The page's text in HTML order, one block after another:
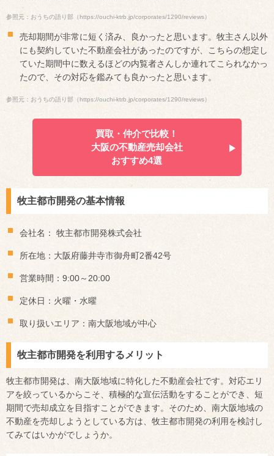
参照元：おうちの語り部（https://ouchi-ktrb.jp/corporates/1290/reviews）
売却期間が非常に短く済み、良かったと思います。牧主さん以外
にも契約していた不動産会社があったのですが、こちらの想定し
ていた期間中に数えるほどの内覧者さんしか連れてこられなかっ
たので、その対応を鑑みても良かったと思います。
参照元：おうちの語り部（https://ouchi-ktrb.jp/corporates/1290/reviews）
買取・仲介で比較！
大阪の不動産売却会社
おすすめ4選
牧主都市開発の基本情報
会社名： 牧主都市開発株式会社
所在地：大阪府藤井寺市御舟町2番42号
営業時間：9:00～20:00
定休日：火曜・水曜
取り扱いエリア：南大阪地域が中心
牧主都市開発を利用するメリット
牧主都市開発は、南大阪地域に特化した不動産会社です。対応エリ
アを絞っているからこそ、積極的な宣伝活動をすることができ、短
期間で売却成立を目指すことができます。そのため、南大阪地域の
不動産を売却しようとしている方は、牧主都市開発の利用を検討し
てみてはいかがでしょうか。